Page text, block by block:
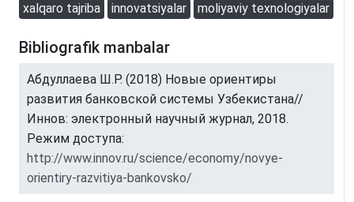
xalqaro tajriba
innovatsiyalar moliyaviy texnologiyalar
Bibliografik manbalar
Абдуллаева Ш.Р. (2018) Новые ориентиры
развития банковской системы Узбекистана//
Иннов: электронный научный журнал, 2018.
Режим доступа:
http://www.innov.ru/science/economy/novye-
orientiry-razvitiya-bankovsko/